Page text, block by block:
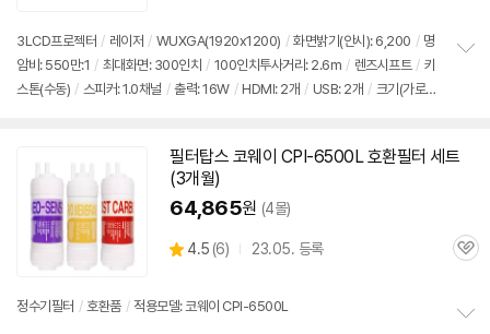
3LCD프로젝터 / 레이저 / WUXGA(1920x1200) / 화면밝기(안시): 6,200 / 명
암비: 550만:1 / 최대화면: 300인치 / 100인치투사거리: 2.6m / 렌즈시프트 / 키
스톤(수동) / 스피커: 1.0채널 / 출력: 16W / HDMI: 2개 / USB: 2개 / 크기(가로x
필터탑스 코웨이 CPI-6500L호환필터 세트
(3개월)
64,865원 (4몰)
별
4.5 (상
리
6) 23.05. 등록
관
정수기필터 / 호환품 / 적용모델: 코웨이 CPI-6500L